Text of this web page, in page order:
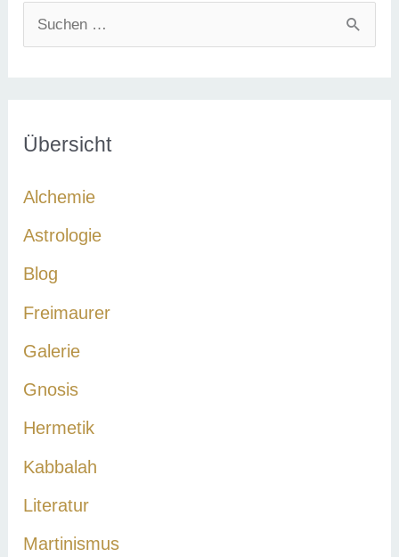
u
e
n
a
:
Übersicht
Alchemie
Astrologie
Blog
Freimaurer
Galerie
Gnosis
Hermetik
Kabbalah
Literatur
Martinismus